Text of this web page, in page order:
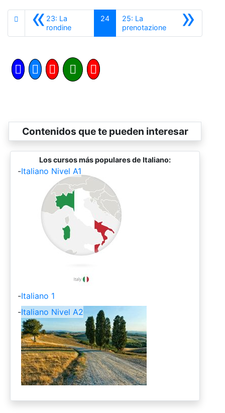
«23: La
rondineAnterior
24 »
25: La
prenotazioneSiguiente
Contenidos que te pueden interesar
Los cursos más populares de Italiano:
-Italiano Nivel A1
-Italiano 1
-Italiano Nivel A2